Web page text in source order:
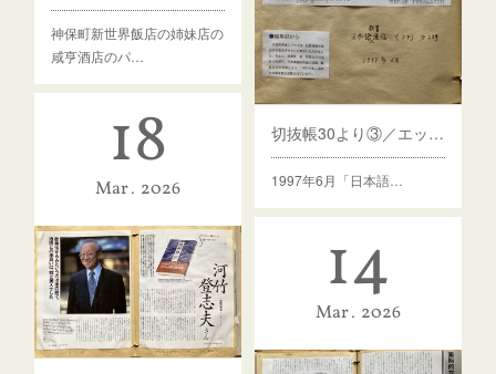
神保町新世界飯店の姉妹店の
咸亨酒店のパ…
切抜帳30より③／エッセイ
1997年6月「日本語…
18
Mar 2026
14
Mar 2026